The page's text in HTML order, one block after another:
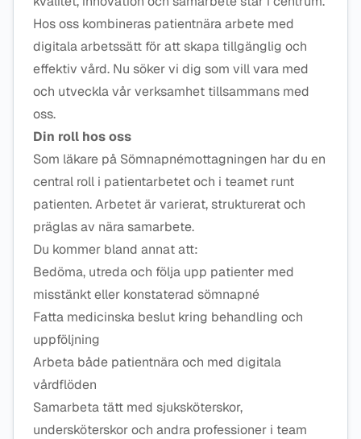
Hos oss kombineras patientnära arbete med
digitala arbetssätt för att skapa tillgänglig och
effektiv vård. Nu söker vi dig som vill vara med
och utveckla vår verksamhet tillsammans med
oss.
Din roll hos oss
Som läkare på Sömnapnémottagningen har du en
central roll i patientarbetet och i teamet runt
patienten. Arbetet är varierat, strukturerat och
präglas av nära samarbete.
Du kommer bland annat att:
Bedöma, utreda och följa upp patienter med
misstänkt eller konstaterad sömnapné
Fatta medicinska beslut kring behandling och
uppföljning
Arbeta både patientnära och med digitala
vårdflöden
Samarbeta tätt med sjuksköterskor,
undersköterskor och andra professioner i team